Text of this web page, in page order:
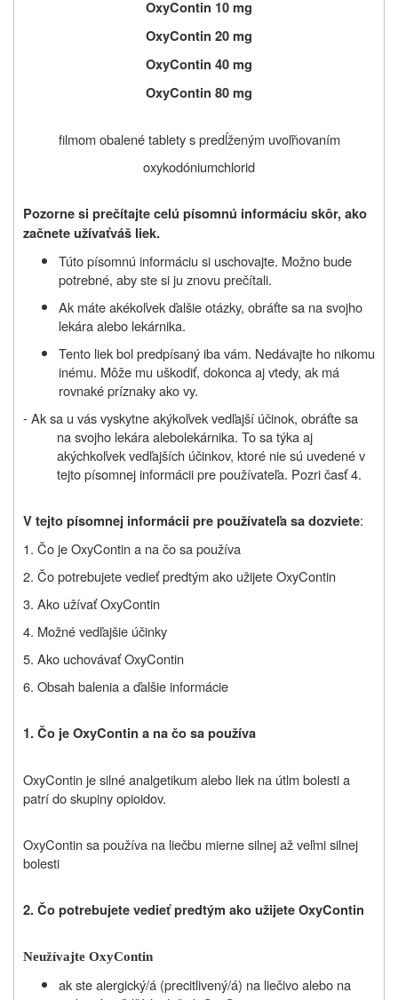
OxyContin 10 mg
OxyContin 20 mg
OxyContin 40 mg
OxyContin 80 mg
filmom obalené tablety s predĺženým uvoľňovaním
oxykodóniumchlorid
Pozorne si prečítajte celú písomnú informáciu skôr, ako
začnete užívaťváš liek.
Túto písomnú informáciu si uschovajte. Možno bude
potrebné, aby ste si ju znovu prečítali.
Ak máte akékoľvek ďalšie otázky, obráťte sa na svojho
lekára alebo lekárnika.
Tento liek bol predpísaný iba vám. Nedávajte ho nikomu
inému. Môže mu uškodiť, dokonca aj vtedy, ak má
rovnaké príznaky ako vy.
- Ak sa u vás vyskytne akýkoľvek vedľajší účinok, obráťte sa
na svojho lekára alebolekárnika. To sa týka aj
akýchkoľvek vedľajších účinkov, ktoré nie sú uvedené v
tejto písomnej informácii pre používateľa. Pozri časť 4.
V tejto písomnej informácii pre používateľa sa dozviete:
1. Čo je OxyContin a na čo sa používa
2. Čo potrebujete vedieť predtým ako užijete OxyContin
3. Ako užívať OxyContin
4. Možné vedľajšie účinky
5. Ako uchovávať OxyContin
6. Obsah balenia a ďalšie informácie
1.Čo je OxyContin a na čo sa používa
OxyContin je silné analgetikum alebo liek na útlm bolesti a
patrí do skupiny opioidov.
OxyContin sa používa na liečbu mierne silnej až veľmi silnej
bolesti
2.Čo potrebujete vedieť predtým ako užijete OxyContin
Neužívajte OxyContin
ak ste alergický/á (precitlivený/á) na liečivo alebo na